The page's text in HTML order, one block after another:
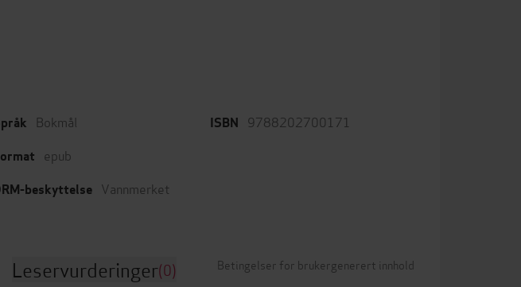
Bokmål
epub
beskyttelse Vannmerket
ISBN 9788202700171
Leservurderinger(0) Betingelser for brukergenerert innhold